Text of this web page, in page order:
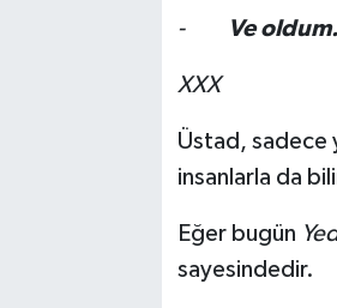
- Ve
XXX
Üstad, sadece
insanlarla da
Eğer bugün
sayesindedir.